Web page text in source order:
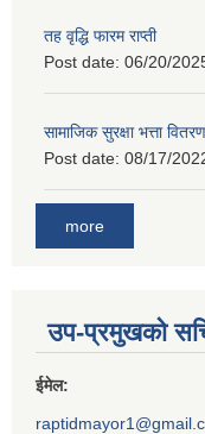
तह वृद्धि फारम राप्ती
Post date: 06/20/
सामाजिक सुरक्षा भत्ता
Post date: 08/17/
more
उप-प्रमुखको
ईमेल: